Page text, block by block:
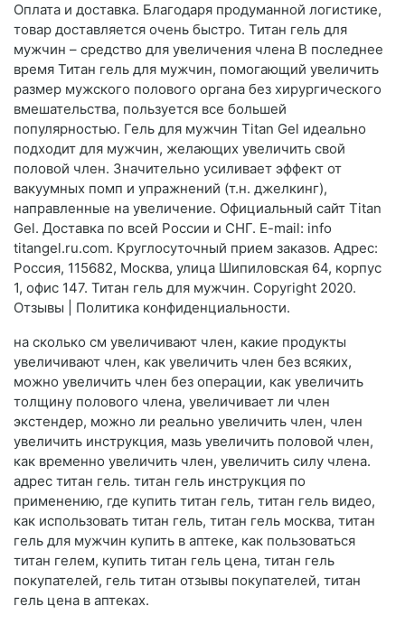
Оплата и доставка. Благодаря продуманной логистике,
товар доставляется очень быстро. Титан гель для
мужчин – средство для увеличения члена В последнее
время Титан гель для мужчин, помогающий увеличить
размер мужского полового органа без хирургического
вмешательства, пользуется все большей
популярностью. Гель для мужчин Titan Gel идеально
подходит для мужчин, желающих увеличить свой
половой член. Значительно усиливает эффект от
вакуумных помп и упражнений (т.н. джелкинг),
направленные на увеличение. Официальный сайт Titan
Gel. Доставка по всей России и СНГ. E-mail: info
titangel.ru.com. Круглосуточный прием заказов. Адрес:
Россия, 115682, Москва, улица Шипиловская 64, корпус
1, офис 147. Титан гель для мужчин. Copyright 2020.
Отзывы | Политика конфиденциальности.
на сколько см увеличивают член, какие продукты
увеличивают член, как увеличить член без всяких,
можно увеличить член без операции, как увеличить
толщину полового члена, увеличивает ли член
экстендер, можно ли реально увеличить член, член
увеличить инструкция, мазь увеличить половой член,
как временно увеличить член, увеличить силу члена.
адрес титан гель. титан гель инструкция по
применению, где купить титан гель, титан гель видео,
как использовать титан гель, титан гель москва, титан
гель для мужчин купить в аптеке, как пользоваться
титан гелем, купить титан гель цена, титан гель
покупателей, гель титан отзывы покупателей, титан
гель цена в аптеках.